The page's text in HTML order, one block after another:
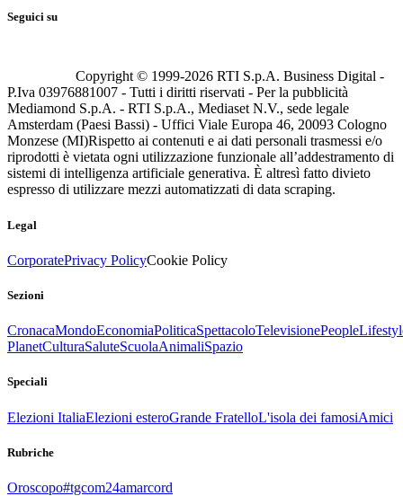
Seguici su
Copyright © 1999-2026 RTI S.p.A. Business Digital -
P.Iva 03976881007 - Tutti i diritti riservati - Per la pubblicità
Mediamond S.p.A. - RTI S.p.A., Mediaset N.V., sede legale
Amsterdam (Paesi Bassi) - Uffici Viale Europa 46, 20093 Cologno
Monzese (MI)Rispetto ai contenuti e ai dati personali trasmessi e/o
riprodotti è vietata ogni utilizzazione funzionale all’addestramento di
sistemi di intelligenza artificiale generativa. È altresì fatto divieto
espresso di utilizzare mezzi automatizzati di data scraping.
Legal
CorporatePrivacy PolicyCookie Policy
Sezioni
CronacaMondoEconomiaPoliticaSpettacoloTelevisionePeople
PlanetCulturaSaluteScuolaAnimaliSpazio
Speciali
Elezioni ItaliaElezioni esteroGrande FratelloL'isola dei famosiAmici
Rubriche
Oroscopo#tgcom24amarcord